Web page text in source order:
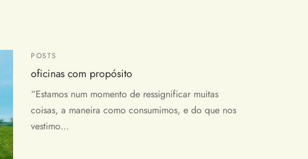
POSTS
oficinas com propósito
“Estamos num momento de ressignificar muitas
coisas, a maneira como consumimos, e do que nos
vestimo…